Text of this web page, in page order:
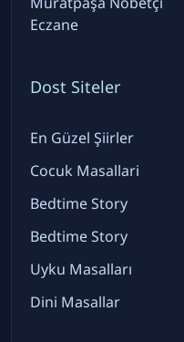
Eczane
Dost Siteler
En Güzel Şiirler
Cocuk Masallari
Bedtime Story
Bedtime Story
Uyku Masalları
Dini Masallar